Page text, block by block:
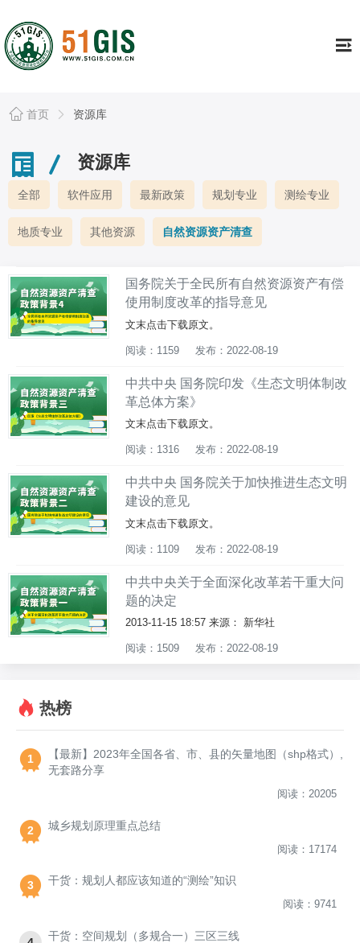
工具 Tools
证书专栏
行业资讯 Information
公司简介
Usercenter
首页 资源库
资源库
全部 软件应用 最新政策 规划专业 测绘专业
地质专业 其他资源 自然资源资产清查
国务院关于全民所有自然资源资产有偿
使用制度改革的指导意见
文末点击下载原文。
阅读：1159 发布：2022-08-19
中共中央 国务院印发《生态文明体制改
革总体方案》
文末点击下载原文。
阅读：1316 发布：2022-08-19
中共中央 国务院关于加快推进生态文明
建设的意见
文末点击下载原文。
阅读：1109 发布：2022-08-19
中共中央关于全面深化改革若干重大问
题的决定
2013-11-15 18:57 来源： 新华社
阅读：1509 发布：2022-08-19
热榜
1
【最新】2023年全国各省、市、县的矢量地图（shp格式）,
无套路分享
阅读：20205
2 城乡规划原理重点总结
阅读：17174
3 干货：规划人都应该知道的“测绘”知识
阅读：9741
干货：空间规划（多规合一）三区三线